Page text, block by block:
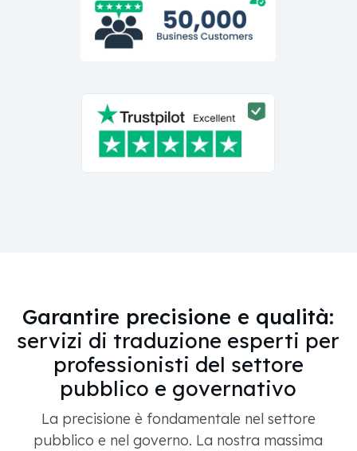
Garantire precisione e qualità:
servizi di traduzione esperti per
professionisti del settore
pubblico e governativo
La precisione è fondamentale nel settore
pubblico e nel governo. La nostra massima